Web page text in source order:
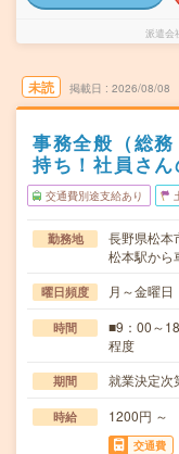
派遣会
未読 掲載日 2026/08/08
事務全般（総
持ち！社員さ
交通費別途支給あり
勤務地
長野県松本
松本駅から
曜日頻度 月～金曜日
時間
■9：00～
程度
期間 就業決定
時給 1200円 ～
交通費